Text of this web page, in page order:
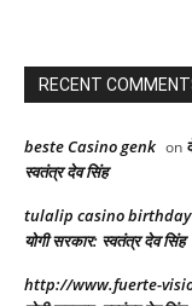
RECENT
beste Casino genk on
स्वतंत्र देव सिंह
tulalip casino
योगी सरकार: स्वतंत्र देव सिंह
http://www.fuerte-